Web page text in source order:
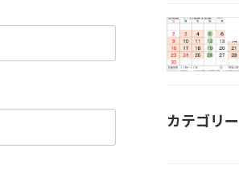
カテゴリー